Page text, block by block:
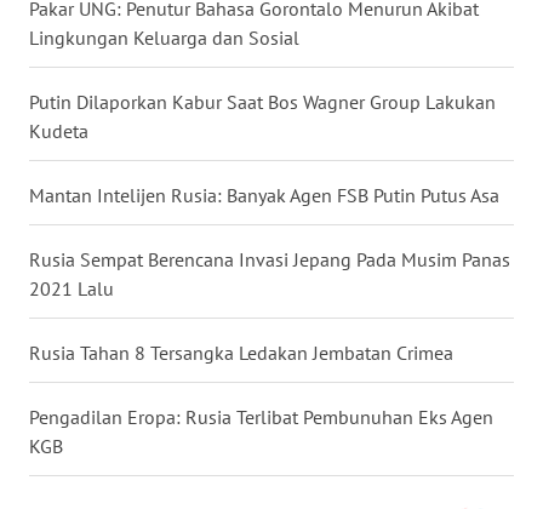
Pakar UNG: Penutur Bahasa Gorontalo Menurun Akibat
Lingkungan Keluarga dan Sosial
Putin Dilaporkan Kabur Saat Bos Wagner Group Lakukan
Kudeta
Mantan Intelijen Rusia: Banyak Agen FSB Putin Putus Asa
Rusia Sempat Berencana Invasi Jepang Pada Musim Panas
2021 Lalu
Rusia Tahan 8 Tersangka Ledakan Jembatan Crimea
Pengadilan Eropa: Rusia Terlibat Pembunuhan Eks Agen
KGB
WN
KALTARA
WN
KALSEL
WN
KALTIM
WN
GORONTALO